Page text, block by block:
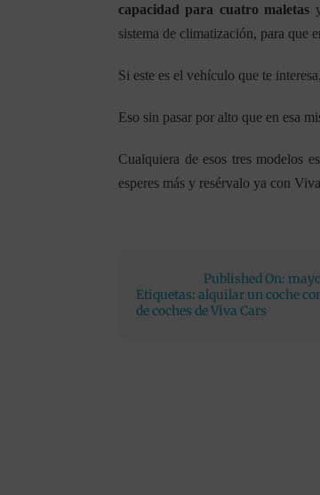
capacidad para cuatro maletas
sistema de climatización, para que
Si este es el vehículo que te
Eso sin pasar por alto que en esa
Cualquiera de esos tres modelos
esperes más y resérvalo ya con
Published On:
Etiquetas: alquilar un coche
de coches de Viva Cars